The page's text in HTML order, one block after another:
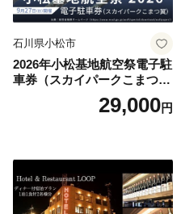
石川県小松市
2026年小松基地航空祭電子駐
車券（スカイパークこまつ
翼） 駐車場 シャトルバスの
りばすぐ 石川県 小松市
29,000円